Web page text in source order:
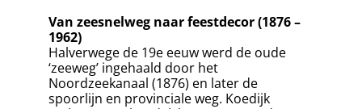
Van zeesnelweg naar feestdecor (1876 –
1962)
Halverwege de 19e eeuw werd de oude
‘zeeweg’ ingehaald door het
Noordzeekanaal (1876) en later de
spoorlijn en provinciale weg. Koedijk